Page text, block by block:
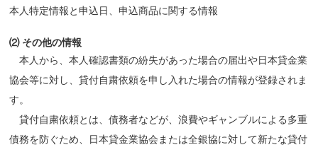
本人特定情報と申込日、申込商品に関する情報
⑵ その他の情報
本人から、本人確認書類の紛失があった場合の届出や日本貸金業
協会等に対し、貸付自粛依頼を申し入れた場合の情報が登録されま
す。
貸付自粛依頼とは、債務者などが、浪費やギャンブルによる多重
債務を防ぐため、日本貸金業協会または全銀協に対して新たな貸付